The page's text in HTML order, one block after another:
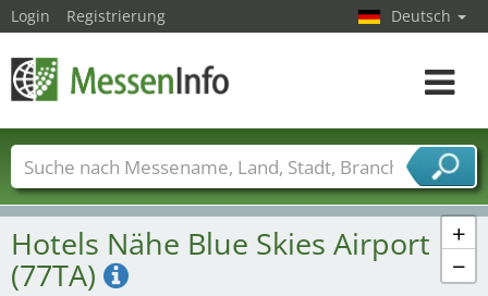
+
−
Hotels Nähe Blue Skies Airport
(77TA)
Login Registrierung Deutsch
Toggle
Messenamen Länder Städte
Branchen
Dienstleisterbranchen